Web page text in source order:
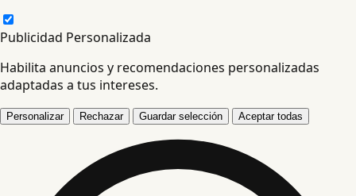
Publicidad Personalizada
Habilita anuncios y recomendaciones personalizadas
adaptadas a tus intereses.
Personalizar Rechazar Guardar selección Aceptar todas